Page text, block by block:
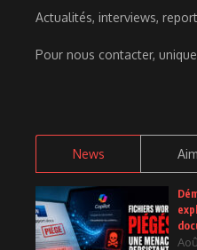
Actualités, interviews,
Pour nous contacter,
News